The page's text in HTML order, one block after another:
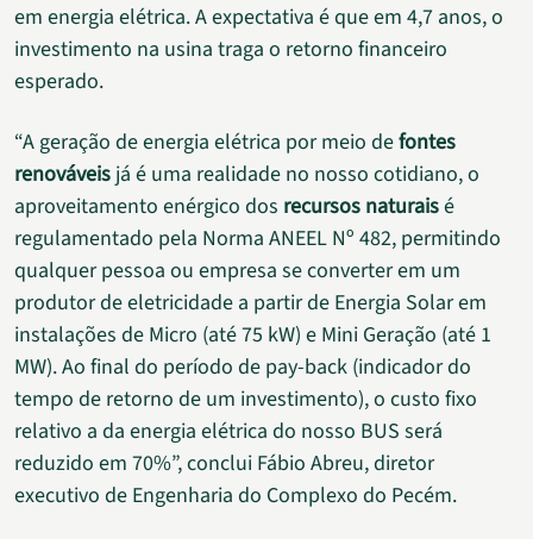
em energia elétrica. A expectativa é que em 4,7 anos, o
investimento na usina traga o retorno financeiro
esperado.
“A geração de energia elétrica por meio defontes
renováveis já é uma realidade no nosso cotidiano, o
aproveitamento enérgico dos recursos naturaisé
regulamentado pela Norma ANEEL Nº 482, permitindo
qualquer pessoa ou empresa se converter em um
produtor de eletricidade a partir de Energia Solar em
instalações de Micro (até 75 kW) e Mini Geração (até 1
MW). Ao final do período de pay-back (indicador do
tempo de retorno de um investimento), o custo fixo
relativo a da energia elétrica do nosso BUS será
reduzido em 70%”, conclui Fábio Abreu, diretor
executivo de Engenharia do Complexo do Pecém.